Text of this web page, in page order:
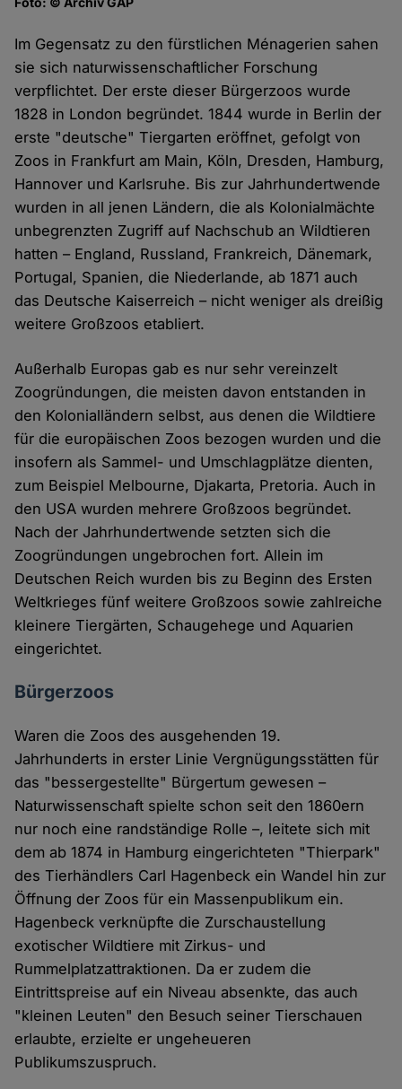
Im Gegensatz zu den fürstlichen Ménagerien sahen
sie sich naturwissenschaftlicher Forschung
verpflichtet. Der erste dieser Bürgerzoos wurde
1828 in London begründet. 1844 wurde in Berlin der
erste "deutsche" Tiergarten eröffnet, gefolgt von
Zoos in Frankfurt am Main, Köln, Dresden, Hamburg,
Hannover und Karlsruhe. Bis zur Jahrhundertwende
wurden in all jenen Ländern, die als Kolonialmächte
unbegrenzten Zugriff auf Nachschub an Wildtieren
hatten – England, Russland, Frankreich, Dänemark,
Portugal, Spanien, die Niederlande, ab 1871 auch
das Deutsche Kaiserreich – nicht weniger als dreißig
weitere Großzoos etabliert.
Außerhalb Europas gab es nur sehr vereinzelt
Zoogründungen, die meisten davon entstanden in
den Kolonialländern selbst, aus denen die Wildtiere
für die europäischen Zoos bezogen wurden und die
insofern als Sammel- und Umschlagplätze dienten,
zum Beispiel Melbourne, Djakarta, Pretoria. Auch in
den USA wurden mehrere Großzoos begründet.
Nach der Jahrhundertwende setzten sich die
Zoogründungen ungebrochen fort. Allein im
Deutschen Reich wurden bis zu Beginn des Ersten
Weltkrieges fünf weitere Großzoos sowie zahlreiche
kleinere Tiergärten, Schaugehege und Aquarien
eingerichtet.
Bürgerzoos
Waren die Zoos des ausgehenden 19.
Jahrhunderts in erster Linie Vergnügungsstätten für
das "bessergestellte" Bürgertum gewesen –
Naturwissenschaft spielte schon seit den 1860ern
nur noch eine randständige Rolle –, leitete sich mit
dem ab 1874 in Hamburg eingerichteten "Thierpark"
des Tierhändlers Carl Hagenbeck ein Wandel hin zur
Öffnung der Zoos für ein Massenpublikum ein.
Hagenbeck verknüpfte die Zurschaustellung
exotischer Wildtiere mit Zirkus- und
Rummelplatzattraktionen. Da er zudem die
Eintrittspreise auf ein Niveau absenkte, das auch
"kleinen Leuten" den Besuch seiner Tierschauen
erlaubte, erzielte er ungeheueren
Publikumszuspruch.